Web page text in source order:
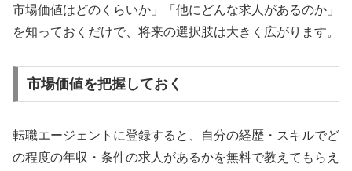
市場価値はどのくらいか」「他にどんな求人があるのか」
を知っておくだけで、将来の選択肢は大きく広がります。
市場価値を把握しておく
転職エージェントに登録すると、自分の経歴・スキルでど
の程度の年収・条件の求人があるかを無料で教えてもらえ